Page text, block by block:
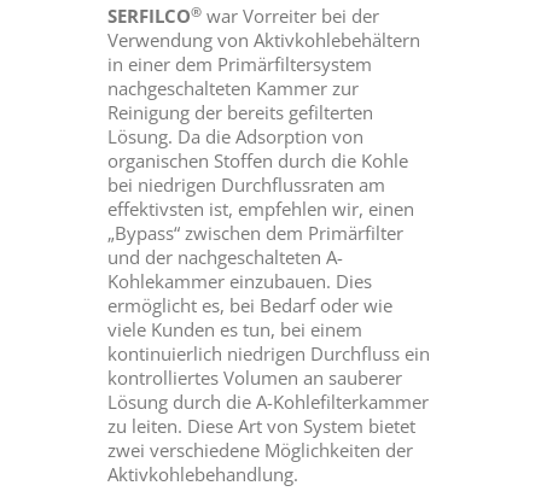
SERFILCO® war Vorreiter bei der
Verwendung von Aktivkohlebehältern
in einer dem Primärfiltersystem
nachgeschalteten Kammer zur
Reinigung der bereits gefilterten
Lösung. Da die Adsorption von
organischen Stoffen durch die Kohle
bei niedrigen Durchflussraten am
effektivsten ist, empfehlen wir, einen
„Bypass“ zwischen dem Primärfilter
und der nachgeschalteten A-
Kohlekammer einzubauen. Dies
ermöglicht es, bei Bedarf oder wie
viele Kunden es tun, bei einem
kontinuierlich niedrigen Durchfluss ein
kontrolliertes Volumen an sauberer
Lösung durch die A-Kohlefilterkammer
zu leiten. Diese Art von System bietet
zwei verschiedene Möglichkeiten der
Aktivkohlebehandlung.